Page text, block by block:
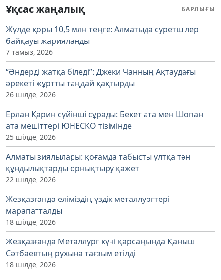
Ұқсас жаңалық БАРЛЫҒЫ
Жүлде қоры 10,5 млн теңге: Алматыда суретшілер
байқауы жарияланды
7 тамыз, 2026
“Әндерді жатқа біледі”: Джеки Чанның Ақтаудағы
әрекеті жұртты таңдай қақтырды
26 шілде, 2026
Ерлан Қарин сүйінші сұрады: Бекет ата мен Шопан
ата мешіттері ЮНЕСКО тізімінде
25 шілде, 2026
Алматы зиялылары: қоғамда табысты ұлтқа тән
құндылықтарды орнықтыру қажет
22 шілде, 2026
Жезқазғанда еліміздің үздік металлургтері
марапатталды
18 шілде, 2026
Жезқазғанда Металлург күні қарсаңында Қаныш
Сәтбаевтың рухына тағзым етілді
18 шілде, 2026